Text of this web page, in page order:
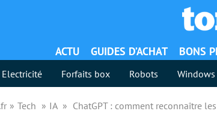
ACTU GUIDES D’ACHAT BONS
Electricité Forfaits box Robots Windows
Tech IA ChatGPT : comment reconnaître